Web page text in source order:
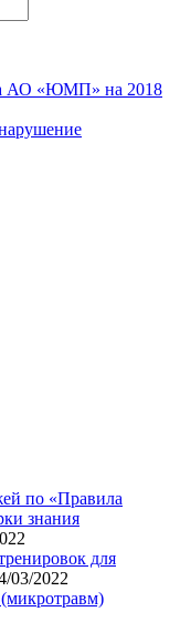
АО «ЮМП» на 2018
по «Правила
знания
для
03/2022